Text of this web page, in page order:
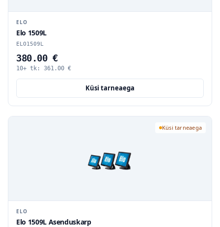
ELO
Elo 1509L
ELO1509L
380.00 €
10+ tk: 361.00 €
Küsi tarneaega
Küsi tarneaega
ELO
Elo 1509L Asenduskarp